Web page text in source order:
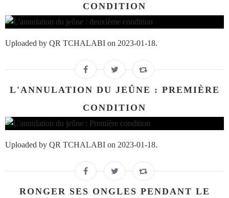
CONDITION
Uploaded by QR TCHALABI on 2023-01-18.
L'ANNULATION DU JEÛNE : PREMIÈRE
CONDITION
Uploaded by QR TCHALABI on 2023-01-18.
RONGER SES ONGLES PENDANT LE